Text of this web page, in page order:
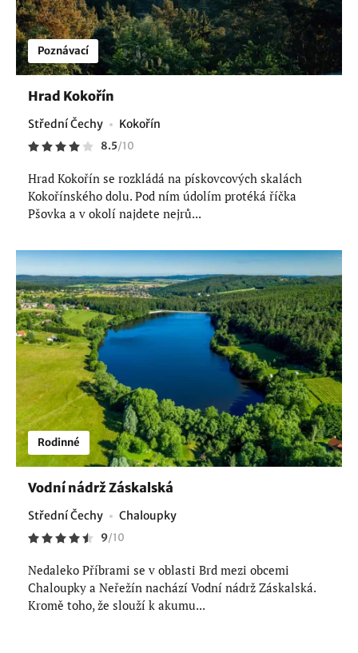
Poznávací
Hrad Kokořín
Střední Čechy Kokořín
8.5/10
Hrad Kokořín se rozkládá na pískovcových skalách
Kokořínského dolu. Pod ním údolím protéká říčka
Pšovka a v okolí najdete nejrů...
Rodinné
Vodní nádrž Záskalská
Střední Čechy Chaloupky
9/10
Nedaleko Příbrami se v oblasti Brd mezi obcemi
Chaloupky a Neřežín nachází Vodní nádrž Záskalská.
Kromě toho, že slouží k akumu...